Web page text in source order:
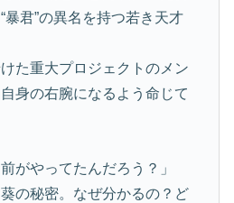
暴君”の異名を持つ若き天才
た重大プロジェクトのメン
身の右腕になるよう命じて
がやってたんだろう？」
の秘密。なぜ分かるの？ど